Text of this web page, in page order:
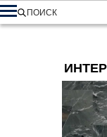
ПОИСК